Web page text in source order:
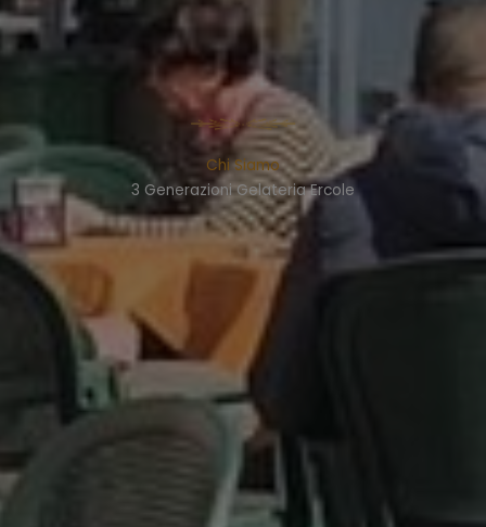
Chi Siamo
3 Generazioni Gelateria Ercole